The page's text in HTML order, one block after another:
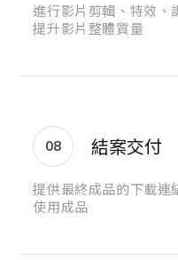
進行影片剪輯、特效、
提升影片整體質量
08 結案交付
提供最終成品的下載連
使用成品